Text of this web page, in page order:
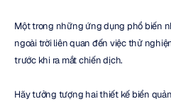
Một trong những ứng dụng phổ biến
ngoài trời liên quan đến việc thử
trước khi ra mắt chiến dịch.
Hãy tưởng tượng hai thiết kế biển